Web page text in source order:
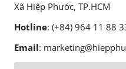
Xã Hiệp Phước, TP.HCM
Hotline: (+84) 964 11 88
Email: